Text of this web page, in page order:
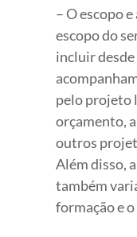
– O escopo
escopo do
incluir
pelo projeto
orçamento,
outros
Além disso,
também
formação e